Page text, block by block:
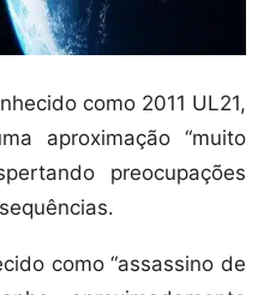
como 2011 UL21,
aproximação “muito
preocupações
como “assassino de